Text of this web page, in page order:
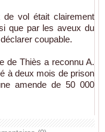
vol était clairement
que par les aveux du
coupable.
de Thiès a reconnu A.
à deux mois de prison
amende de 50 000